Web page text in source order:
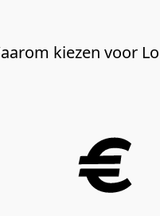
kiezen voor